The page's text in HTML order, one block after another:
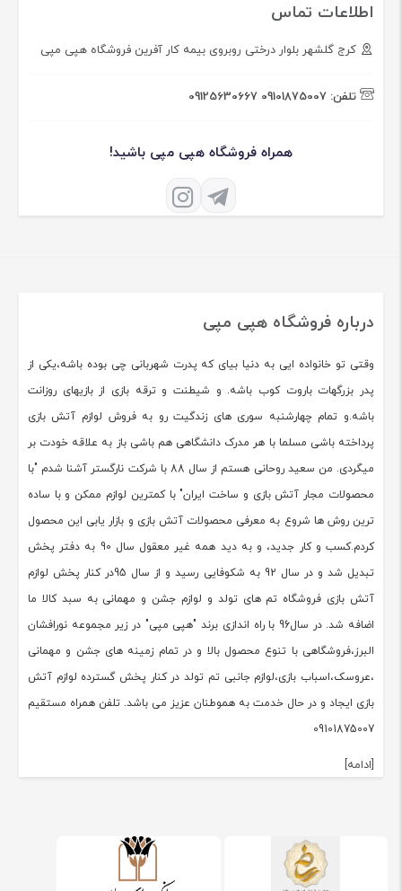
اطلاعات تماس
کرج گلشهر بلوار درختی روبروی بیمه کار آفرین فروشگاه هپی مپی
تلفن: 09101875007
09125630667
همراه فروشگاه هپی مپی باشید!
درباره فروشگاه هپی مپی
وقتی تو خانواده ایی به دنیا بیای که پدرت شهربانی چی بوده باشه،یکی از
پدر بزرگهات باروت کوب باشه. و شیطنت و ترقه بازی از بازیهای روزانت
باشه.و تمام چهارشنبه سوری های زندگیت رو به فروش لوازم آتش بازی
پرداخته باشی مسلما با هر مدرک دانشگاهی هم باشی باز به علاقه خودت بر
میگردی. من سعید روحانی هستم از سال 88 با شرکت نارگستر آشنا شدم "با
محصولات مجار آتش بازی و ساخت ایران" با کمترین لوازم ممکن و با ساده
ترین روش ها شروع به معرفی محصولات آتش بازی و بازار یابی این محصول
کردم.کسب و کار جدید، و به دید همه غیر معقول سال 90 به دفتر پخش
تبدیل شد و در سال 92 به شکوفایی رسید و از سال 95در کنار پخش لوازم
آتش بازی فروشگاه تم های تولد و لوازم جشن و مهمانی به سبد کالا ما
اضافه شد. در سال96 با راه اندازی برند "هپی مپی" در زیر مجموعه نورافشان
البرز،فروشگاهی با تنوع محصول بالا و در تمام زمینه های جشن و مهمانی
،عروسک،اسباب بازی،لوازم جانبی تم تولد در کنار پخش گسترده لوازم آتش
بازی ایجاد و در حال خدمت به هموطنان عزیز می باشد. تلفن همراه مستقیم
09101875007
[ادامه]